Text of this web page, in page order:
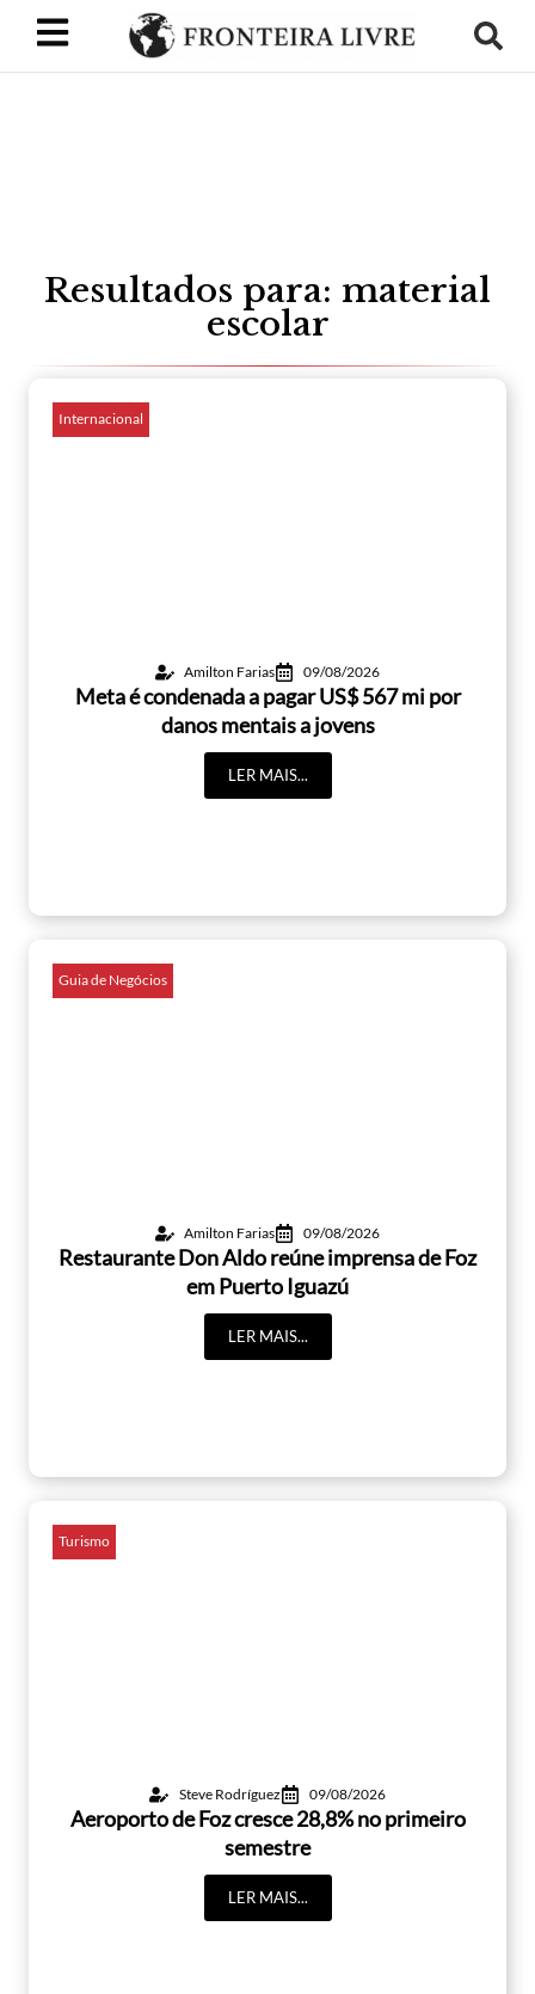
Resultados para: material
escolar
Internacional
Amilton Farias 09/08/2026
Meta é condenada a pagar US$ 567 mi por
danos mentais a jovens
LER MAIS...
Guia de Negócios
Amilton Farias 09/08/2026
Restaurante Don Aldo reúne imprensa de Foz
em Puerto Iguazú
LER MAIS...
Turismo
Steve Rodríguez 09/08/2026
Aeroporto de Foz cresce 28,8% no primeiro
semestre
LER MAIS...